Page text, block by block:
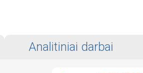
Analitiniai darbai